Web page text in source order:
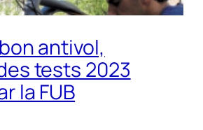
antivol,
tests 2023
la FUB